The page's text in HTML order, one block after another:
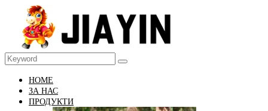
HOME
ЗА НАС
ПРОДУКТИ